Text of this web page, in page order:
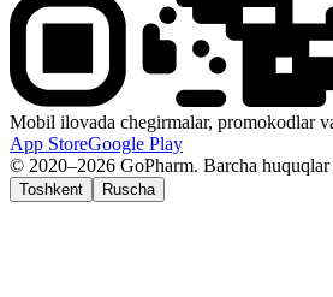
Mobil ilovada chegirmalar, promokodlar
App StoreGoogle Play
© 2020–2026 GoPharm. Barcha huquqlar
Toshkent Ruscha